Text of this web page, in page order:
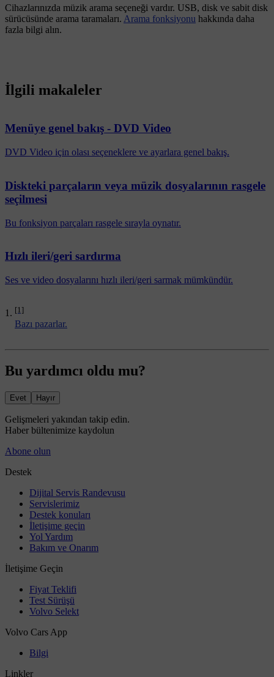
Cihazlarınızda müzik arama seçeneği vardır. USB, disk ve sabit disk
sürücüsünde arama taramaları. Arama fonksiyonu hakkında daha
fazla bilgi alın.
[1]
Bazı pazarlar.
İlgili makaleler
Menüye genel bakış - DVD Video
DVD Video için olası seçeneklere ve ayarlara genel bakış.
Diskteki parçaların veya müzik dosyalarının rasgele
seçilmesi
Bu fonksiyon parçaları rasgele sırayla oynatır.
Hızlı ileri/geri sardırma
Ses ve video dosyalarını hızlı ileri/geri sarmak mümkündür.
Bu yardımcı oldu mu?
Evet Hayır